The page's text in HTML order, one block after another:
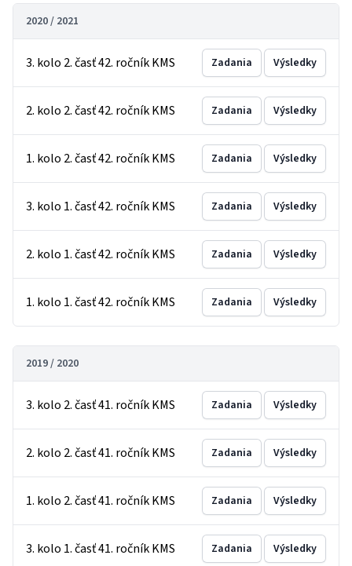
2020 / 2021
3. kolo 2. časť 42. ročník KMS Zadania Výsledky
2. kolo 2. časť 42. ročník KMS Zadania Výsledky
1. kolo 2. časť 42. ročník KMS Zadania Výsledky
3. kolo 1. časť 42. ročník KMS Zadania Výsledky
2. kolo 1. časť 42. ročník KMS Zadania Výsledky
1. kolo 1. časť 42. ročník KMS Zadania Výsledky
2019 / 2020
3. kolo 2. časť 41. ročník KMS Zadania Výsledky
2. kolo 2. časť 41. ročník KMS Zadania Výsledky
1. kolo 2. časť 41. ročník KMS Zadania Výsledky
3. kolo 1. časť 41. ročník KMS Zadania Výsledky